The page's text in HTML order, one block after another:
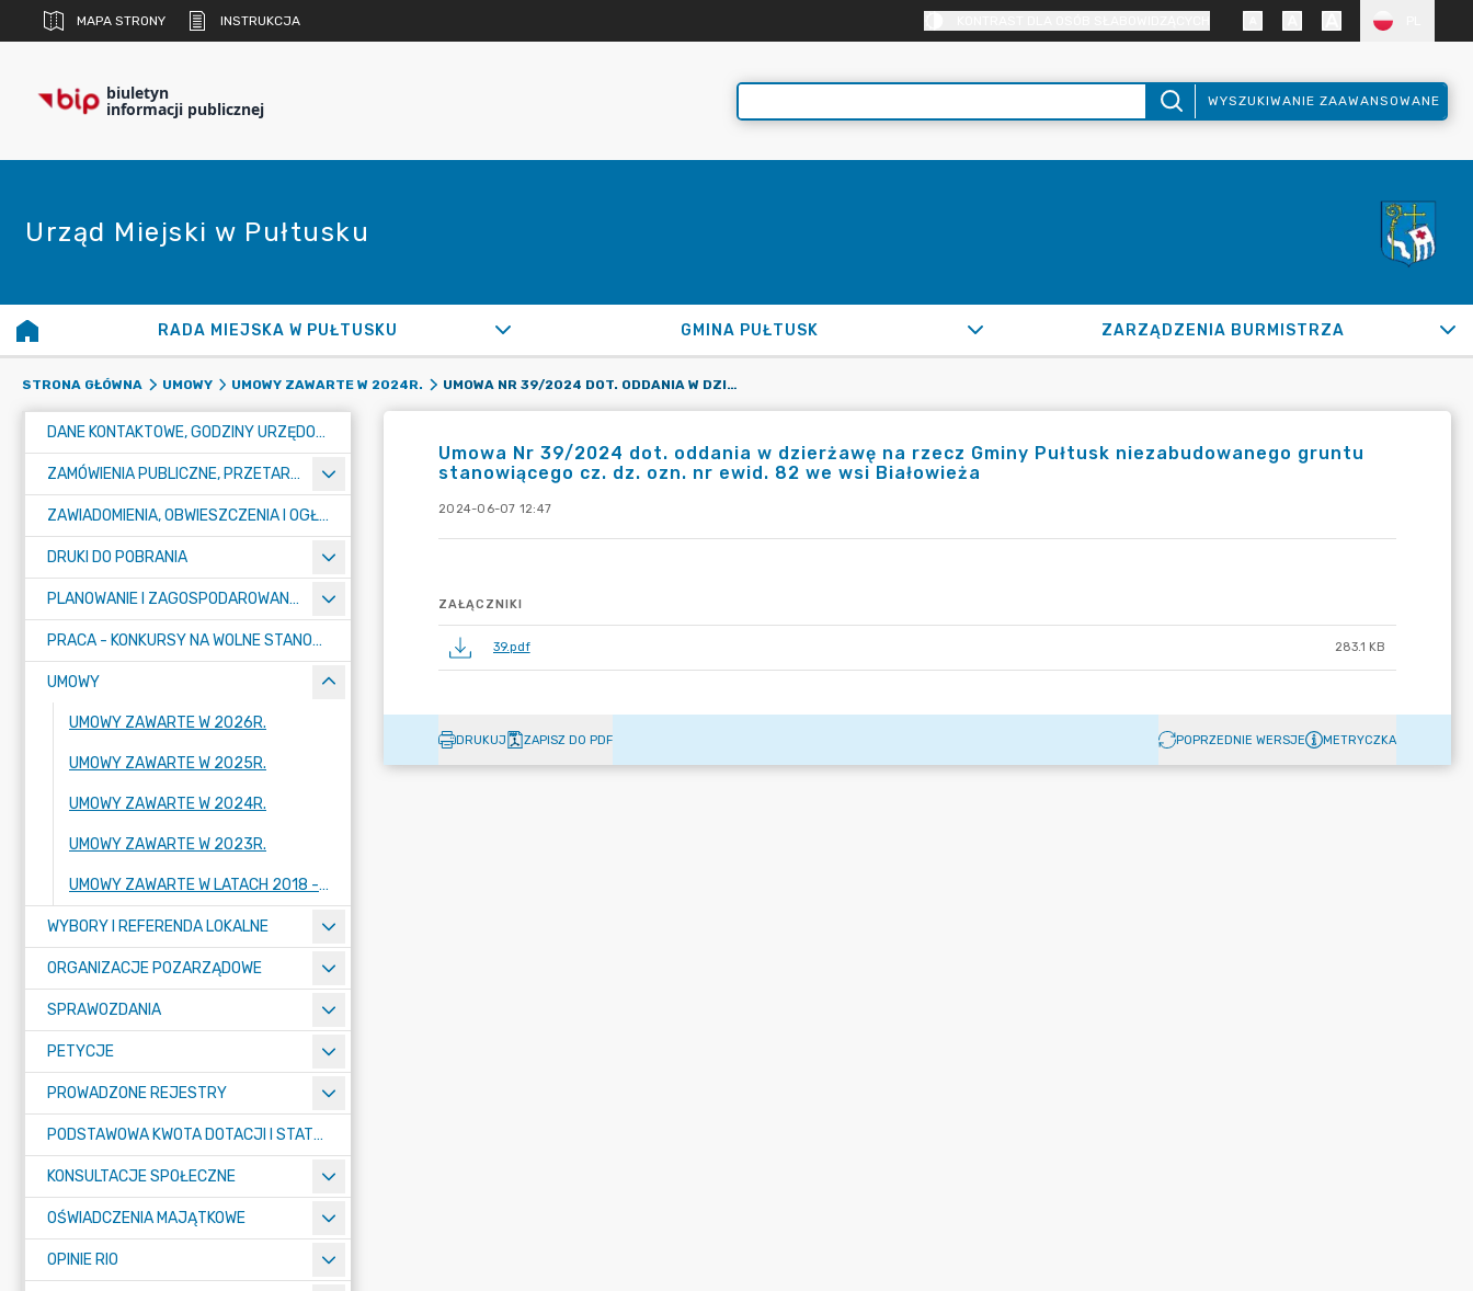
MAPA STRONY INSTRUKCJA
biuletyn
informacji publicznej WYSZUKIWANIE ZAAWANSOWANE
Urząd Miejski w Pułtusku
RADA MIEJSKA W PUŁTUSKU GMINA PUŁTUSK ZARZĄDZENIA BURMISTRZA
STRONA GŁÓWNA UMOWY UMOWY ZAWARTE W 2024R. UMOWA NR 39/2024 DOT. ODDANIA W DZIERŻAWĘ NA RZECZ GMINY PUŁTUSK NIEZABUDOWANEGO GRUNTU STANOWIĄCEGO CZ. DZ. OZN. NR EWID. 82 WE WSI BIAŁOWIEŻA
DANE KONTAKTOWE, GODZINY URZĘDOWANIA I NUMER KONTA BANKOWEGO
ZAMÓWIENIA PUBLICZNE, PRZETARGI, KONKURSY
ZAWIADOMIENIA, OBWIESZCZENIA I OGŁOSZENIA
DRUKI DO POBRANIA
PLANOWANIE I ZAGOSPODAROWANIE PRZESTRZENNE
PRACA - KONKURSY NA WOLNE STANOWISKA
UMOWY
UMOWY ZAWARTE W 2026R.
UMOWY ZAWARTE W 2025R.
UMOWY ZAWARTE W 2024R.
UMOWY ZAWARTE W 2023R.
UMOWY ZAWARTE W LATACH 2018 - 2022
WYBORY I REFERENDA LOKALNE
ORGANIZACJE POZARZĄDOWE
SPRAWOZDANIA
PETYCJE
PROWADZONE REJESTRY
PODSTAWOWA KWOTA DOTACJI I STATYSTYCZNA LICZBA UCZNIÓW
KONSULTACJE SPOŁECZNE
OŚWIADCZENIA MAJĄTKOWE
OPINIE RIO
Umowa Nr 39/2024 dot. oddania w dzierżawę na rzecz Gminy Pułtusk niezabudowanego gruntu
stanowiącego cz. dz. ozn. nr ewid. 82 we wsi Białowieża
2024-06-07 12:47
ZAŁĄCZNIKI
39.pdf 283.1 KB
DRUKUJ ZAPISZ DO PDF POPRZEDNIE WERSJE METRYCZKA